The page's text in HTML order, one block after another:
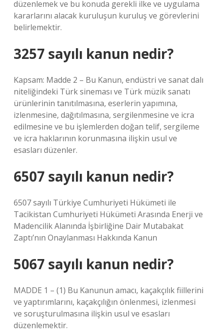
düzenlemek ve bu konuda gerekli ilke ve uygulama
kararlarını alacak kuruluşun kuruluş ve görevlerini
belirlemektir.
3257 sayılı kanun nedir?
Kapsam: Madde 2 – Bu Kanun, endüstri ve sanat dalı
niteliğindeki Türk sineması ve Türk müzik sanatı
ürünlerinin tanıtılmasına, eserlerin yapımına,
izlenmesine, dağıtılmasına, sergilenmesine ve icra
edilmesine ve bu işlemlerden doğan telif, sergileme
ve icra haklarının korunmasına ilişkin usul ve
esasları düzenler.
6507 sayılı kanun nedir?
6507 sayılı Türkiye Cumhuriyeti Hükümeti ile
Tacikistan Cumhuriyeti Hükümeti Arasında Enerji ve
Madencilik Alanında İşbirliğine Dair Mutabakat
Zaptı’nın Onaylanması Hakkında Kanun
5067 sayılı kanun nedir?
MADDE 1 – (1) Bu Kanunun amacı, kaçakçılık fiillerini
ve yaptırımlarını, kaçakçılığın önlenmesi, izlenmesi
ve soruşturulmasına ilişkin usul ve esasları
düzenlemektir.